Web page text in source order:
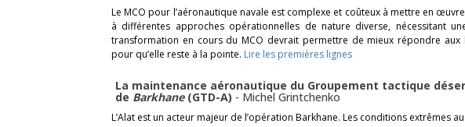
Le MCO pour l’aéronautique navale est complexe et coûteux à mettre en
à différentes approches opérationnelles de nature diverse, nécessitant
transformation en cours du MCO devrait permettre de mieux répondre aux
pour qu’elle reste à la pointe. Lire les premières lignes
La maintenance aéronautique du Groupement tactique
de Barkhane(GTD-A) - Michel Grintchenko
L’Alat est un acteur majeur de l’opération Barkhane. Les conditions extrêmes